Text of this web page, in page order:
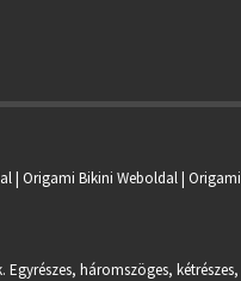
| Origami Bikini Weboldal |Origami
háromszöges, kétrészes,